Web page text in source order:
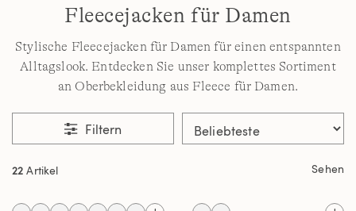
Fleecejacken für Damen
Stylische Fleecejacken für Damen für einen entspannten
Alltagslook. Entdecken Sie unser komplettes Sortiment
an Oberbekleidung aus Fleece für Damen.
Filtern
22 Artikel Sehen